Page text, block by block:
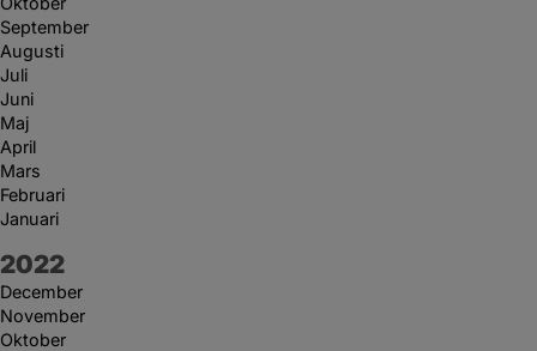
September
Augusti
Juli
Juni
Maj
April
Mars
Februari
Januari
År:
2022
December
November
Oktober